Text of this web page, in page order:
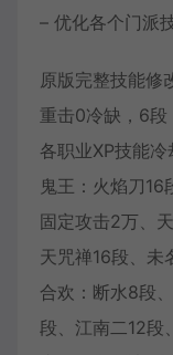
– 优化各个门派
原版完整技能修
重击0冷缺，6段
各职业XP技能
鬼王：火焰刀
固定攻击2万、
天咒禅16段、未
合欢：断水8段
段、江南二12段